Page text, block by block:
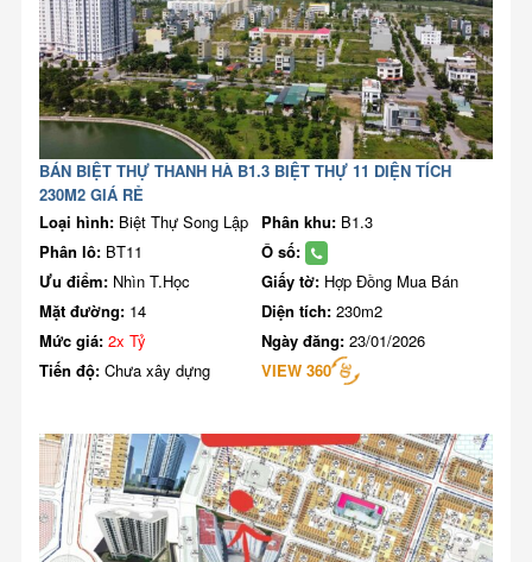
BÁN BIỆT THỰ THANH HÀ B1.3 BIỆT THỰ 11 DIỆN TÍCH
230M2 GIÁ RẺ
Loại hình: Biệt Thự Song Lập Phân khu: B1.3
Phân lô: BT11
Ô số:
Ưu điểm: Nhìn T.Học Giấy tờ: Hợp Đồng Mua Bán
Mặt đường: 14 Diện tích: 230m2
Mức giá: 2x Tỷ Ngày đăng: 23/01/2026
Tiến độ: Chưa xây dựng VIEW 360